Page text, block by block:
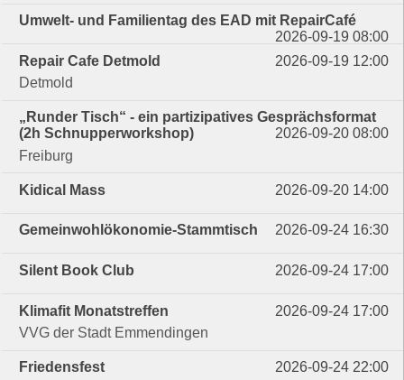
Umwelt- und Familientag des EAD mit RepairCafé
2026-09-19 08:00
Repair Cafe Detmold
2026-09-19 12:00
Detmold
„Runder Tisch“ - ein partizipatives Gesprächsformat
(2h Schnupperworkshop)
2026-09-20 08:00
Freiburg
Kidical Mass 2026-09-20 14:00
Gemeinwohlökonomie-Stammtisch 2026-09-24 16:30
Silent Book Club 2026-09-24 17:00
Klimafit Monatstreffen
2026-09-24 17:00
VVG der Stadt Emmendingen
Friedensfest
2026-09-24 22:00